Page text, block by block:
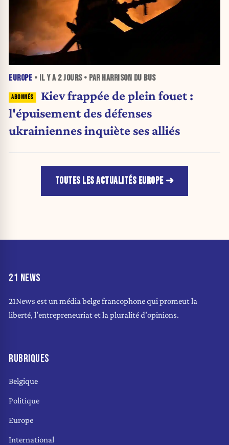
EUROPE • IL Y A 2 JOURS• PAR HARRISON DU BUS
Kiev frappée de plein fouet :
l'épuisement des défenses
ukrainiennes inquiète ses alliés
TOUTES LES ACTUALITÉS EUROPE
21 NEWS
21News est un média belge francophone qui promeut la
liberté, l'entrepreneuriat et la pluralité d'opinions.
RUBRIQUES
Belgique
Politique
Europe
International